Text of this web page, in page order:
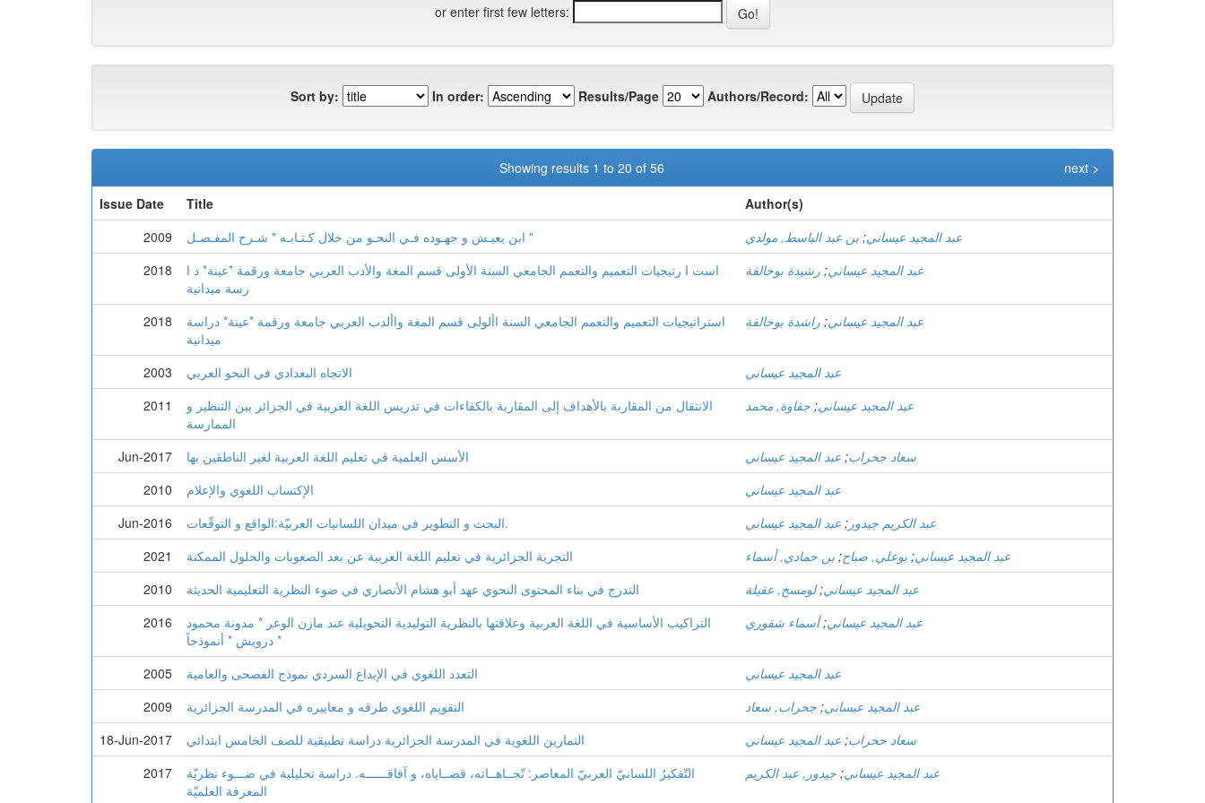
or enter first few letters:
Sort by: In order: Results/Page Authors/Record:
Showing results 1 to 20 of 56
next >
Issue Date
Title
Author(s)
2009
ابن يعيـش و جهـوده فـي النحـو من خلال كـتـابـه " شـرح المفـصـل " عبد المجيد عيساني; بن عبد الباسط, مولدي
2018
است ا رتيجيات التعميم والتعمم الجامعي السنة الأولى قسم المغة والأدب العربي جامعة ورقمة *عينة* د ا
رسة ميدانية
عبد المجيد عيساني; رشيدة بوخالفة
2018
استراتيجيات التعميم والتعمم الجامعي السنة األولى قسم المغة واألدب العربي جامعة ورقمة *عينة* دراسة
ميدانية
عبد المجيد عيساني; راشدة بوخالفة
2003 الاتجاه البغدادي في النحو العربي
عبد المجيد عيساني
2011
الانتقال من المقاربة بالأهداف إلى المقاربة بالكفاءات في تدريس اللغة العربية في الجزائر بين التنظير و
الممارسة
عبد المجيد عيساني; جقاوة, محمد
Jun-2017 الأسس العلمية في تعليم اللغة العربية لغير الناطقين بها سعاد جخراب; عبد المجيد عيساني
2010
الإكتساب اللغوي والإعلام
عبد المجيد عيساني
Jun-2016
البحث و التطوير في ميدان اللسانيات العربيّة:الواقع و التوقّعات. عبد الكريم جيدور ; عبد المجيد عيساني
2021
التجربة الجزائرية في تعليم اللغة العربية عن بعد الصعوبات والحلول الممكنة عبد المجيد عيساني; بوعلي, صباح; بن حمادي, أسماء
2010
التدرج في بناء المحتوى النحوي عهد أبو هشام الأنصاري في ضوء النظرية التعليمية الحديثة عبد المجيد عيساني;لومسخ, عقيلة
2016
التراكيب الأساسية في اللغة العربية وعلاقتها بالنظرية التوليدية التحويلية عند مازن الوعر * مدونة محمود
درويش * أنموذجاً *
عبد المجيد عيساني;أسماء شقوري
2005 التعدد اللغوي في الإبداع السردي نموذج الفصحى والعامية
عبد المجيد عيساني
2009
التقويم اللغوي طرقه و معاييره في المدرسة الجزائرية عبد المجيد عيساني; جخراب, سعاد
18-Jun-2017
التمارين اللغوية في المدرسة الجزائرية دراسة تطبيقية للصف الخامس ابتدائي سعاد حخراب; عبد المجيد عيساني
2017
التّفكيرُ اللسانيّ العربيّ المعاصر: تّجــاهــاته، قضــاياه، و آفاقــــــه. دراسة تحليلية في ضـــوء نظريّة
المعرفة العلميّة
عبد المجيد عيساني; جيدور, عبد الكريم